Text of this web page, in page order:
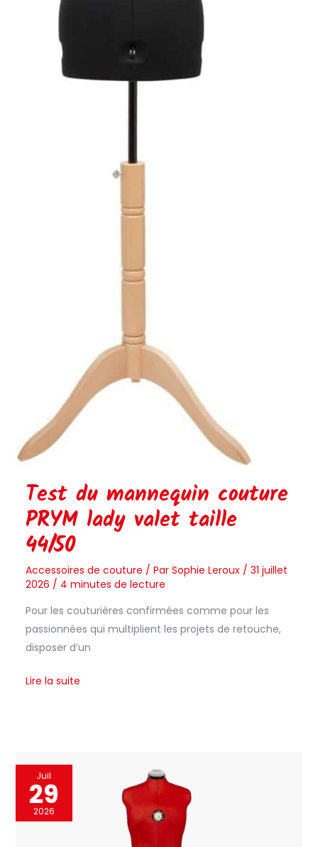
Test du mannequin couture
PRYM lady valet taille
44/50
Accessoires de couture / Par Sophie Leroux / 31 juillet
2026 / 4 minutes de lecture
Pour les couturières confirmées comme pour les
passionnées qui multiplient les projets de retouche,
disposer d’un
Lire la suite
Juil
29
2026
Test
du
mannequin